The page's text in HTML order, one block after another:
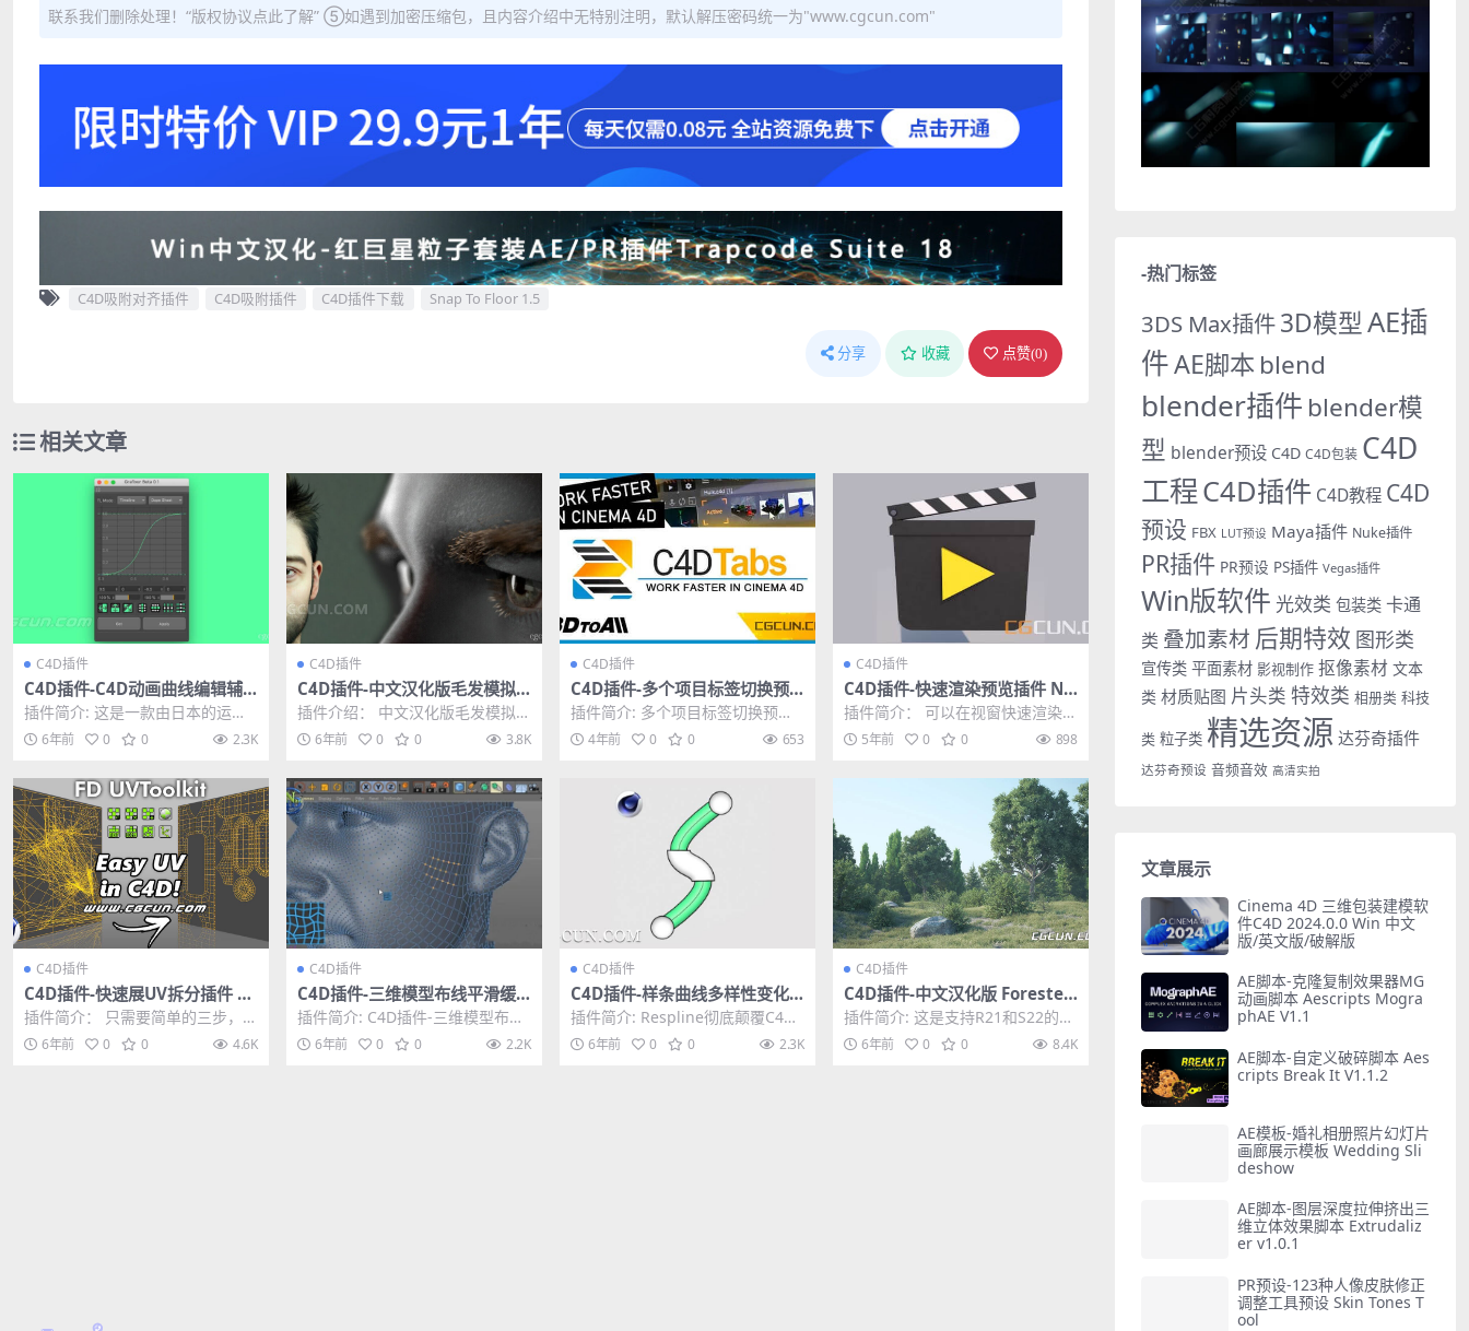
联系我们删除处理！“版权协议点此了解” ⑤如遇到加密压缩包，且内容介绍中无特别注明，默认解压密码统一为"www.cgcun.com"
C4D吸附对齐插件 C4D吸附插件 C4D插件下载 Snap To Floor 1.5
分享 收藏 点赞(0)
相关文章
C4D插件
C4D插件-C4D动画曲线编辑辅
助插件 Cinema 4D Grafixer B
eta 0.1
插件简介: 这是一款由日本的运动
图形设计师伊藤贤吾出品的C4D动
画曲线编辑辅助插...
6年前 0 0 2.3K
C4D插件
C4D插件-中文汉化版毛发模拟
生成插件 Ornatrix v1.0.0.220
27 WIN版
插件介绍： 中文汉化版毛发模拟生
成插件 Ornatrix v1.0.0.2202...
6年前 0 0 3.8K
C4D插件
C4D插件-多个项目标签切换预
览插件 3DtoAll C4DTabs V1.3
插件简介: 多个项目标签切换预览
插件 3DtoAll C4DTabs V1.3 ...
4年前 0 0 653
C4D插件
C4D插件-快速渲染预览插件 Nit
ro4D NitroQuickRender v1.0
2
插件简介： 可以在视窗快速渲染做
简单的预览，也支持任意第三方渲
染器，自己也可以添...
5年前 0 0 898
C4D插件
C4D插件-快速展UV拆分插件 FD
UVToolkit 1.0 For Cinema 4D
R19-R21
插件简介： 只需要简单的三步，就
可以完成模型展UV的过程，FD UV
Toolki...
6年前 0 0 4.6K
C4D插件
C4D插件-三维模型布线平滑缓
和插件 Nitro4D NitroRelax v
1.05 Win/Mac
插件简介: C4D插件-三维模型布线
平滑缓和插件 Nitro4D NitroRe...
6年前 0 0 2.2K
C4D插件
C4D插件-样条曲线多样性变化
动画工具 Respline 1.0 for Cin
ema 4D R15-S22
插件简介: Respline彻底颠覆C4D
本身样条线动画的可能性，比如可
以直接快...
6年前 0 0 2.3K
C4D插件
C4D插件-中文汉化版 Forester
支持R21/S22 植物花草森林生成
插件
插件简介: 这是支持R21和S22的版
本，如需支持R16-R19的版本免费
下载点...
6年前 0 0 8.4K
-热门标签
3DS Max插件3D模型AE插
件AE脚本 blend
blender插件 blender模
型 blender预设 C4D C4D包装 C4D
工程C4D插件 C4D教程 C4D
预设 FBX LUT预设 Maya插件 Nuke插件
PR插件 PR预设 PS插件 Vegas插件
Win版软件 光效类 包装类 卡通
类 叠加素材 后期特效 图形类
宣传类 平面素材 影视制作 抠像素材 文本
类 材质贴图 片头类 特效类 相册类 科技
类 粒子类 精选资源 达芬奇插件
达芬奇预设 音频音效 高清实拍
文章展示
Cinema 4D 三维包装建模软
件C4D 2024.0.0 Win 中文
版/英文版/破解版
AE脚本-克隆复制效果器MG
动画脚本 Aescripts Mogra
phAE V1.1
AE脚本-自定义破碎脚本 Aes
cripts Break It V1.1.2
AE模板-婚礼相册照片幻灯片
画廊展示模板 Wedding Sli
deshow
AE脚本-图层深度拉伸挤出三
维立体效果脚本 Extrudaliz
er v1.0.1
PR预设-123种人像皮肤修正
调整工具预设 Skin Tones T
ool